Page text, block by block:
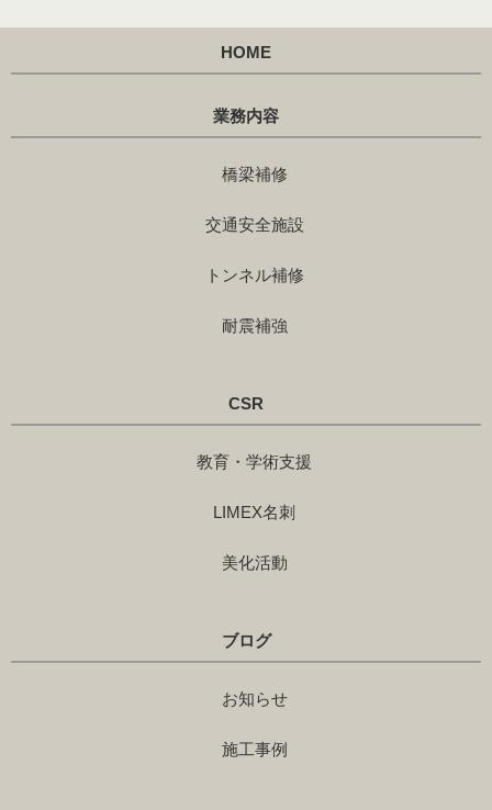
HOME
業務内容
橋梁補修
交通安全施設
トンネル補修
耐震補強
CSR
教育・学術支援
LIMEX名刺
美化活動
ブログ
お知らせ
施工事例